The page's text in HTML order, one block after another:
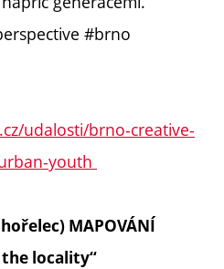
#brno
udalosti/brno-creative-
youth
MAPOVÁNÍ
the locality“